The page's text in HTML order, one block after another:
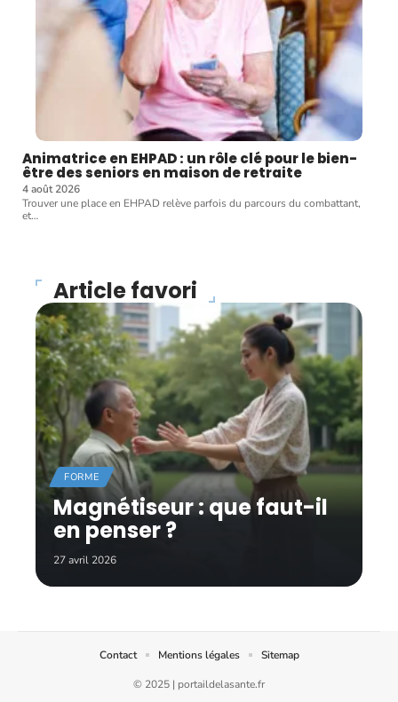
Animatrice en EHPAD : un rôle clé pour le bien-
être des seniors en maison de retraite
4 août 2026
Trouver une place en EHPAD relève parfois du parcours du combattant,
et…
Article favori
FORME
Magnétiseur : que faut-il
en penser ?
27 avril 2026
© 2025 | portaildelasante.fr
Contact Mentions légales Sitemap